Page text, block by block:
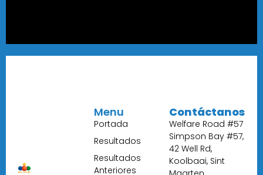
Menu
Portada
Resultados
Resultados
Anteriores
Contáctanos
Welfare Road #57
Simpson Bay #57,
42 Well Rd,
Koolbaai, Sint